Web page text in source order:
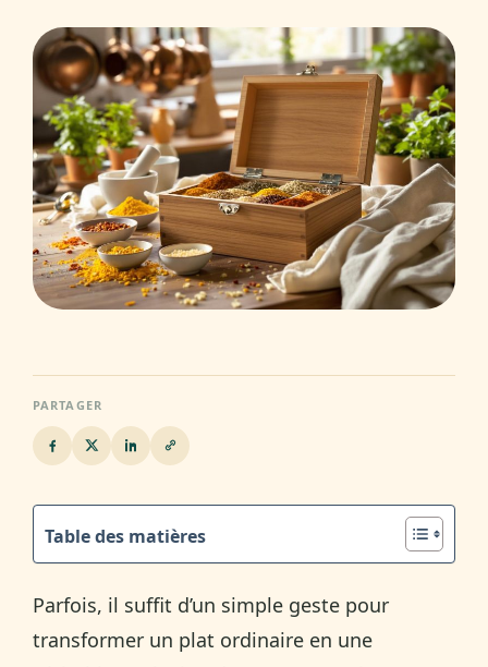
PARTAGER
Table des matières
Parfois, il suffit d’un simple geste pour
transformer un plat ordinaire en une